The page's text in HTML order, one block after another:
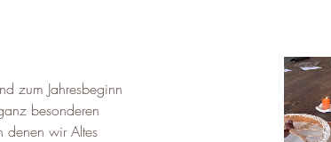
zum Jahresbeginn
besonderen
denen wir Altes